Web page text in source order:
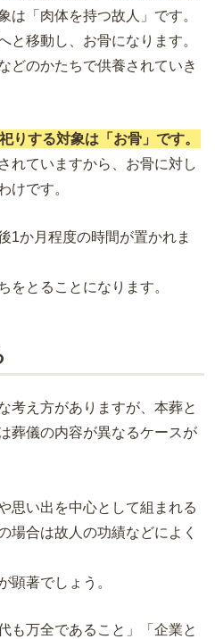
は「肉体を持つ故人」です。
と移動し、お骨になります。
どのかたちで供養されていき
りする対象は「お骨」です。
れていますから、お骨に対し
けです。
1か月程度の時間が置かれま
をとることになります。
考え方がありますが、本葬と
葬儀の内容が異なるケースが
思い出を中心として組まれる
場合は故人の功績などによく
顕著でしょう。
も万全であること」「企業と